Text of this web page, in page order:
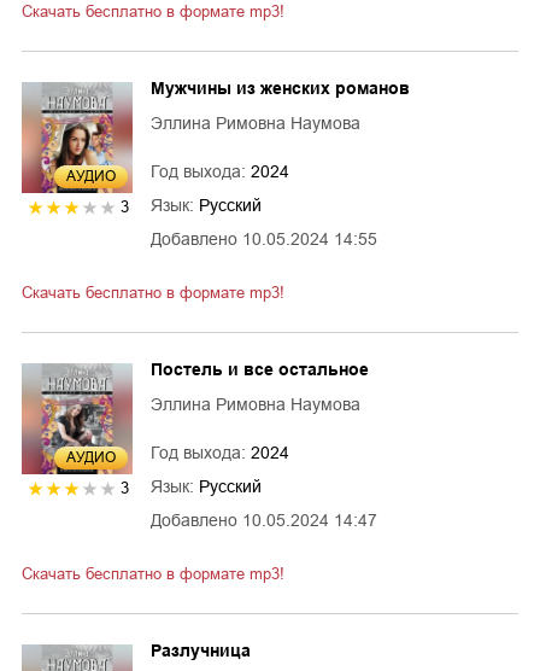
Скачать бесплатно в формате mp3!
AУДИО
3
Добавлено 10.05.2024 14:55
Мужчины из женских романов
Эллина Римовна Наумова
Год выхода: 2024
Язык: Русский
Скачать бесплатно в формате mp3!
AУДИО
3
Добавлено 10.05.2024 14:47
Постель и все остальное
Эллина Римовна Наумова
Год выхода: 2024
Язык: Русский
Скачать бесплатно в формате mp3!
Разлучница